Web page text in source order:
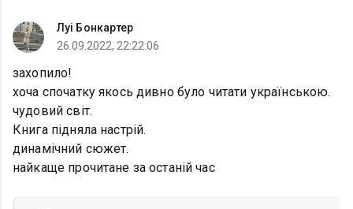
Луі Бонкартер
26.09.2022, 22:22:06
захопило!
хоча спочатку якось дивно було читати українською.
чудовий світ.
Книга підняла настрій.
динамічний сюжет.
найкаще прочитане за останій час